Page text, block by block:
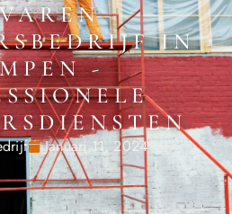
IN
-
Januari 11, 2024